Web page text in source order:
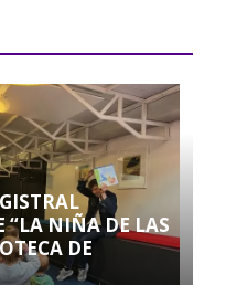
“LA NIÑA DE LAS
DE